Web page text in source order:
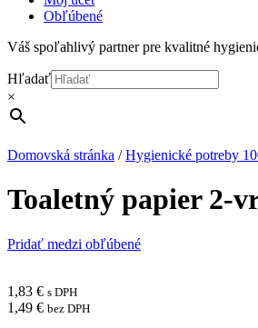
Obľúbené
Váš spoľahlivý partner pre kvalitné
Hľadať
×
Domovská stránka /Hygienické potreby
Toaletný papier 2-
Pridať medzi obľúbené
1,83 € s DPH
1,49 € bez DPH